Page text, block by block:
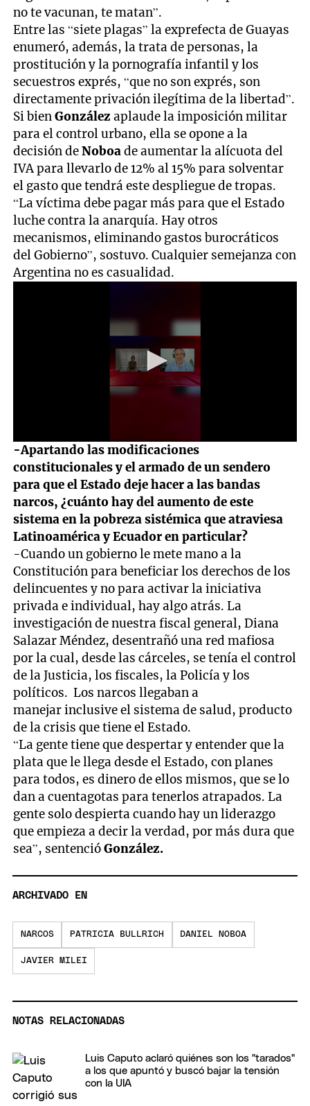
no te vacunan, te matan”.
Entre las “siete plagas” la exprefecta de Guayas
enumeró, además, la trata de personas, la
prostitución y la pornografía infantil y los
secuestros exprés, “que no son exprés, son
directamente privación ilegítima de la libertad”.
Si bienGonzález aplaude la imposición militar
para el control urbano, ella se opone a la
decisión deNoboade aumentar la alícuota del
IVA para llevarlo de 12% al 15% para solventar
el gasto que tendrá este despliegue de tropas.
“La víctima debe pagar más para que el Estado
luche contra la anarquía. Hay otros
mecanismos, eliminando gastos burocráticos
del Gobierno”, sostuvo. Cualquier semejanza con
Argentina no es casualidad.
seconds
of
1
minute,
7
seconds
-Apartando las modificaciones
constitucionales y el armado de un sendero
para que el Estado deje hacer a las bandas
narcos, ¿cuánto hay del aumento de este
sistema en la pobreza sistémica que atraviesa
Latinoamérica y Ecuador en particular?
-Cuando un gobierno le mete mano a la
Constitución para beneficiar los derechos de los
delincuentes y no para activar la iniciativa
privada e individual, hay algo atrás. La
investigación de nuestra fiscal general, Diana
Salazar Méndez, desentrañó una red mafiosa
por la cual, desde las cárceles, se tenía el control
de la Justicia, los fiscales, la Policía y los
políticos. Los narcos llegaban a
manejar inclusive el sistema de salud, producto
de la crisis que tiene el Estado.
“La gente tiene que despertar y entender que la
plata que le llega desde el Estado, con planes
para todos, es dinero de ellos mismos, que se lo
dan a cuentagotas para tenerlos atrapados. La
gente solo despierta cuando hay un liderazgo
que empieza a decir la verdad, por más dura que
sea”, sentencióGonzález.
ARCHIVADO EN
NARCOS PATRICIA BULLRICH DANIEL NOBOA
JAVIER MILEI
NOTAS RELACIONADAS
Luis Caputo aclaró quiénes son los "tarados"
a los que apuntó y buscó bajar la tensión
con la UIA